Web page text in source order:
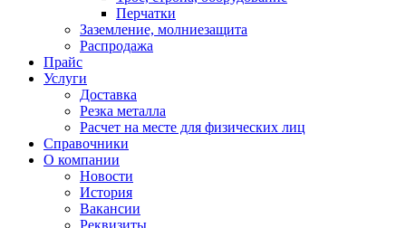
Перчатки
Заземление, молниезащита
Распродажа
Прайс
Услуги
Доставка
Резка металла
Расчет на месте для физических лиц
Справочники
О компании
Новости
История
Вакансии
Реквизиты